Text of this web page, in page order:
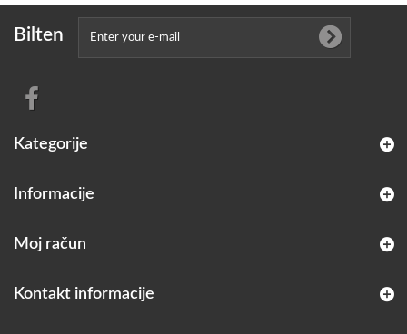
Bilten
Kategorije
Informacije
Moj račun
Kontakt informacije